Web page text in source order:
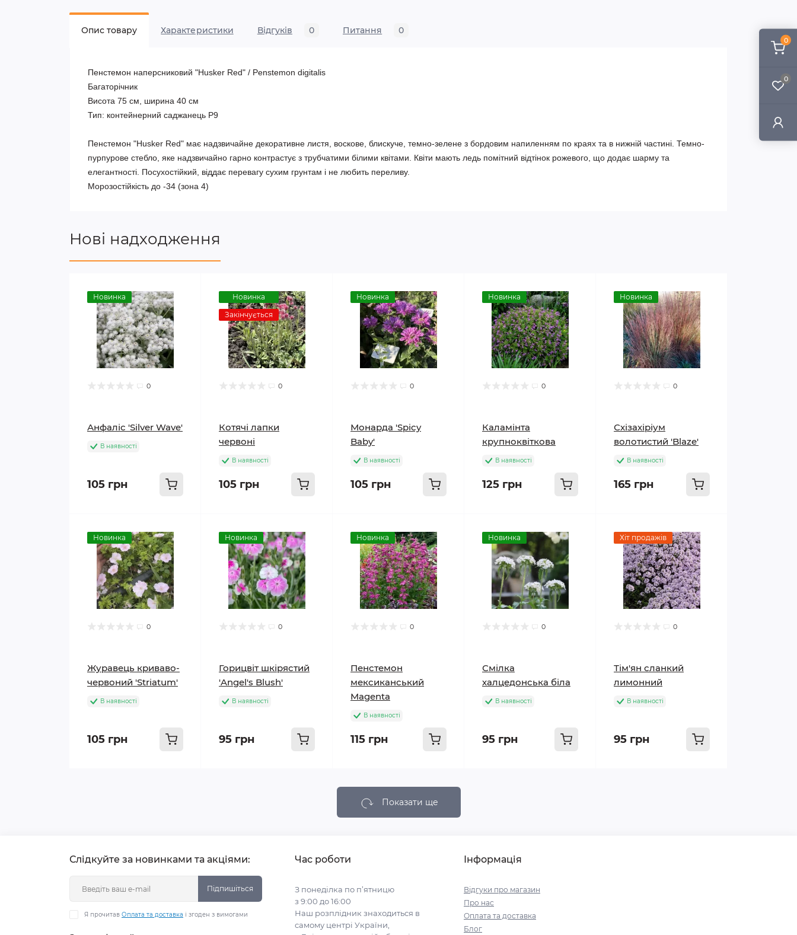
0
0
Опис товару Характеристики Відгуків 0 Питання 0
Пенстемон наперсниковий "Husker Red" / Penstemon digitalis
Багаторічник
Висота 75 см, ширина 40 см
Тип: контейнерний саджанець Р9
Пенстемон "Husker Red" має надзвичайне декоративне листя, воскове, блискуче, темно-зелене з бордовим напиленням по краях та в нижній частині. Темно-
пурпурове стебло, яке надзвичайно гарно контрастує з трубчатими білими квітами. Квіти мають ледь помітний відтінок рожевого, що додає шарму та
елегантності. Посухостійкий, віддає перевагу сухим грунтам і не любить переливу.
Морозостійкість до -34 (зона 4)
Нові надходження
Новинка
0
Анфаліс 'Silver Wave'
В наявності
105 грн
Новинка
Закінчується
0
Котячі лапки
червоні
В наявності
105 грн
Новинка
0
Монарда 'Spicy
Baby'
В наявності
105 грн
Новинка
0
Каламінта
крупноквіткова
В наявності
125 грн
Новинка
0
Схізахіріум
волотистий 'Blaze'
В наявності
165 грн
Новинка
0
Журавець криваво-
червоний 'Striatum'
В наявності
105 грн
Новинка
0
Горицвіт шкірястий
'Angel's Blush'
В наявності
95 грн
Новинка
0
Пенстемон
мексиканський
Magenta
В наявності
115 грн
Новинка
0
Смілка
халцедонська біла
В наявності
95 грн
Хіт продажів
0
Тім'ян сланкий
лимонний
В наявності
95 грн
Показати ще
Слідкуйте за новинками та акціями:
Підпишіться
Я прочитав Оплата та доставка і згоден з вимогами
Час роботи
З понеділка по п’ятницю
з 9:00 до 16:00
Наш розплідник знаходиться в
самому центрі України,
Інформація
Відгуки про магазин
Про нас
Оплата та доставка
Блог